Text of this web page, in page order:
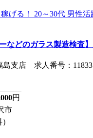
などのガラス製造検査
島支店 求人番号：
円
市